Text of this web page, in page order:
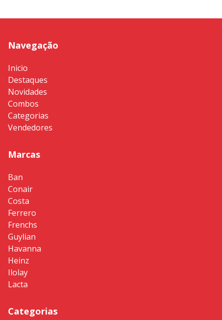
Navegação
Inicio
Destaques
Novidades
Combos
Categorias
Vendedores
Marcas
Ban
Conair
Costa
Ferrero
Frenchs
Guylian
Havanna
Heinz
Ilolay
Lacta
Categorias